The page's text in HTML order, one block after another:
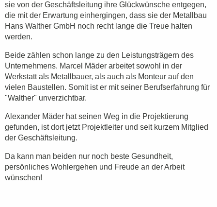
sie von der Geschäftsleitung ihre Glückwünsche entgegen,
die mit der Erwartung einhergingen, dass sie der Metallbau
Hans Walther GmbH noch recht lange die Treue halten
werden.
Beide zählen schon lange zu den Leistungsträgern des
Unternehmens. Marcel Mäder arbeitet sowohl in der
Werkstatt als Metallbauer, als auch als Monteur auf den
vielen Baustellen. Somit ist er mit seiner Berufserfahrung für
"Walther" unverzichtbar.
Alexander Mäder hat seinen Weg in die Projektierung
gefunden, ist dort jetzt Projektleiter und seit kurzem Mitglied
der Geschäftsleitung.
Da kann man beiden nur noch beste Gesundheit,
persönliches Wohlergehen und Freude an der Arbeit
wünschen!